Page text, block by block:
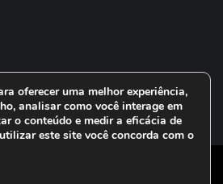
– Todos os direitos reservados.
oferecer uma melhor experiência,
analisar como você interage em
o conteúdo e medir a eficácia de
este site você concorda com o